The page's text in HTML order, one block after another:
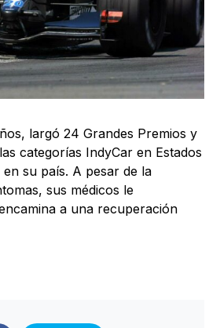
largó 24 Grandes Premios y
categorías IndyCar en Estados
su país. A pesar de la
sus médicos le
a una recuperación